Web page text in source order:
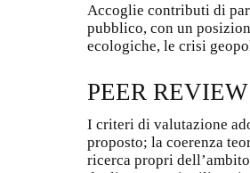
Accoglie contributi di
pubblico, con un
ecologiche, le crisi
PEER REVIEW
I criteri di valutazione
proposto; la coerenza
ricerca propri